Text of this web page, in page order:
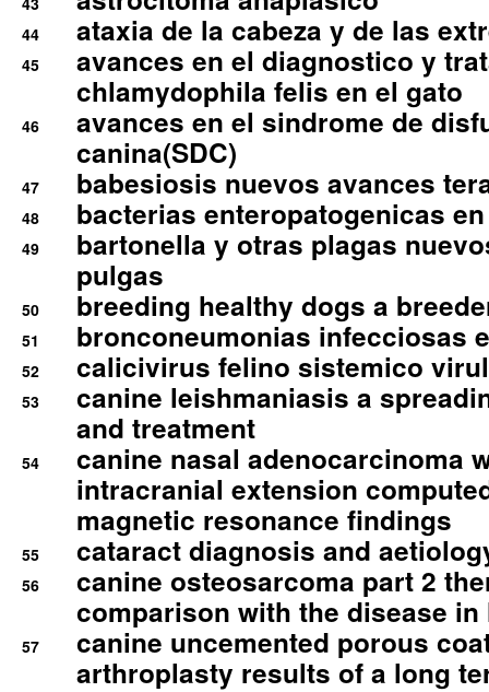
44 ataxia de la cabeza y de las
45
avances en el diagnostico y
chlamydophila felis en el gato
46
avances en el sindrome de
canina(SDC)
47 babesiosis nuevos avances
48 bacterias enteropatogenicas
49
bartonella y otras plagas
pulgas
50 breeding healthy dogs a
51 bronconeumonias infecciosas
52 calicivirus felino sistemico
53
canine leishmaniasis a
and treatment
54
canine nasal adenocarcinoma
intracranial extension
magnetic resonance findings
55 cataract diagnosis and
56
canine osteosarcoma part 2
comparison with the disease in
57
canine uncemented porous
arthroplasty results of a long